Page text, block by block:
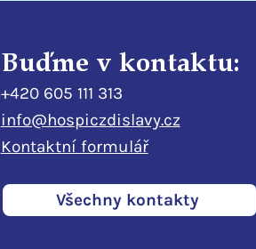
Buďme v kontaktu:
+420 605 111 313
info@hospiczdislavy.cz
Kontaktní formulář
Všechny kontakty